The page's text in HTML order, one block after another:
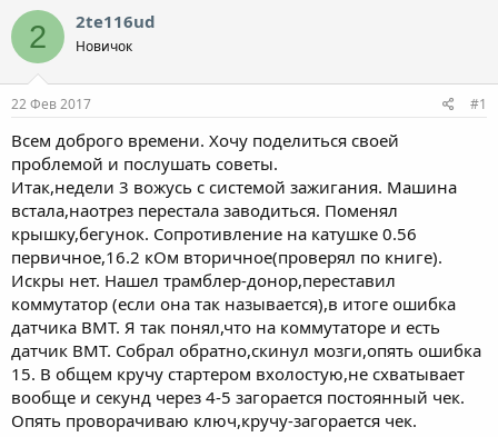
т
о
р
е
м
а
н
ч
а
2 2te116ud
Новичок
22 Фев 2017 #1
Всем доброго времени. Хочу поделиться своей
проблемой и послушать советы.
Итак,недели 3 вожусь с системой зажигания. Машина
встала,наотрез перестала заводиться. Поменял
крышку,бегунок. Сопротивление на катушке 0.56
первичное,16.2 кОм вторичное(проверял по книге).
Искры нет. Нашел трамблер-донор,переставил
коммутатор (если она так называется),в итоге ошибка
датчика ВМТ. Я так понял,что на коммутаторе и есть
датчик ВМТ. Собрал обратно,скинул мозги,опять ошибка
15. В общем кручу стартером вхолостую,не схватывает
вообще и секунд через 4-5 загорается постоянный чек.
Опять проворачиваю ключ,кручу-загорается чек.